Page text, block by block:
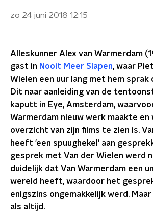
zo 24 juni 2018 12:15
Alleskunner Alex van Warmerdam
gast in Nooit Meer Slapen, waar
Wielen een uur lang met hem sprak
Dit naar aanleiding van de
kaputt in Eye, Amsterdam,
Warmerdam nieuw werk maakte en
overzicht van zijn films te zien is.
heeft 'een spuughekel' aan
gesprek met Van der Wielen werd
duidelijk dat Van Warmerdam een
wereld heeft, waardoor het
enigszins ongemakkelijk werd.
als altijd.